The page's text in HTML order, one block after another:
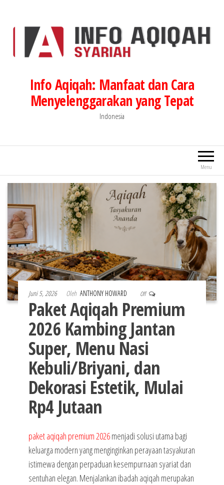
Info Aqiqah: Manfaat dan Cara
Menyelenggarakan yang Tepat
Indonesia
Menu
Juni 5, 2026 Oleh ANTHONY HOWARD Off
Paket Aqiqah Premium
2026 Kambing Jantan
Super, Menu Nasi
Kebuli/Briyani, dan
Dekorasi Estetik, Mulai
Rp4 Jutaan
paket aqiqah premium 2026menjadi solusi utama bagi
keluarga modern yang menginginkan perayaan tasyakuran
istimewa dengan perpaduan kesempurnaan syariat dan
sentuhan elegan. Menjalankan ibadah aqiqah merupakan